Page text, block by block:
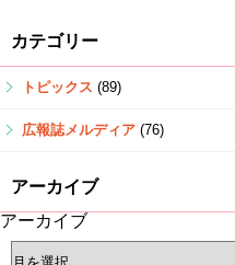
カテゴリー
トピックス (89)
広報誌メルディア (76)
アーカイブ
アーカイブ